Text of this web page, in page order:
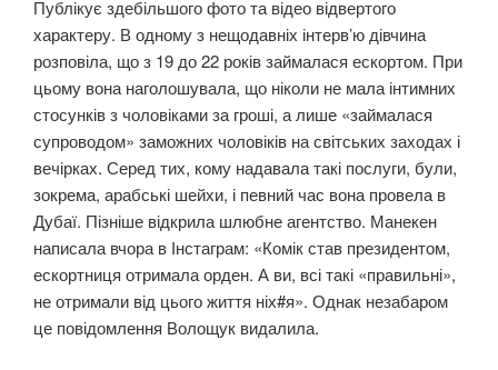
Публікує здебільшого фото та відео відвертого
характеру. В одному з нещодавніх інтерв’ю дівчина
розповіла, що з 19 до 22 років займалася ескортом. При
цьому вона наголошувала, що ніколи не мала інтимних
стосунків з чоловіками за гроші, а лише «займалася
супроводом» заможних чоловіків на світських заходах і
вечірках. Серед тих, кому надавала такі послуги, були,
зокрема, арабські шейхи, і певний час вона провела в
Дубаї. Пізніше відкрила шлюбне агентство. Манекен
написала вчора в Інстаграм: «Комік став президентом,
ескортниця отримала орден. А ви, всі такі «правильні»,
не отримали від цього життя ніх#я». Однак незабаром
це повідомлення Волощук видалила.